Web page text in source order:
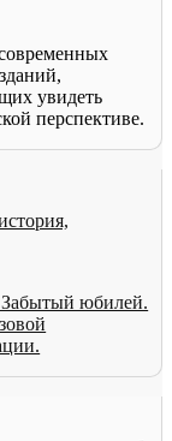
увидеть
перспективе.
юбилей.